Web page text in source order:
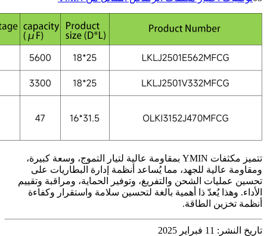
تتميز مكثفات YMIN بمقاومة عالية لتيار التموج، وسعة كبيرة،
ومقاومة عالية للجهد، مما يُساعد أنظمة إدارة البطاريات على
تحسين عمليات الشحن والتفريغ، وتوفير الحماية، ومراقبة وتقييم
الأداء. وهذا يُعدّ ذا أهمية بالغة لتحسين سلامة واستقرار وكفاءة
أنظمة تخزين الطاقة.
تاريخ النشر: 11 فبراير 2025